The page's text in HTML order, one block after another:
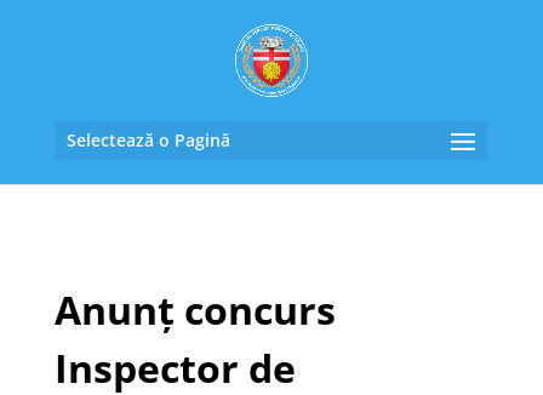
Selectează o Pagină
Anunț concurs
Inspector de